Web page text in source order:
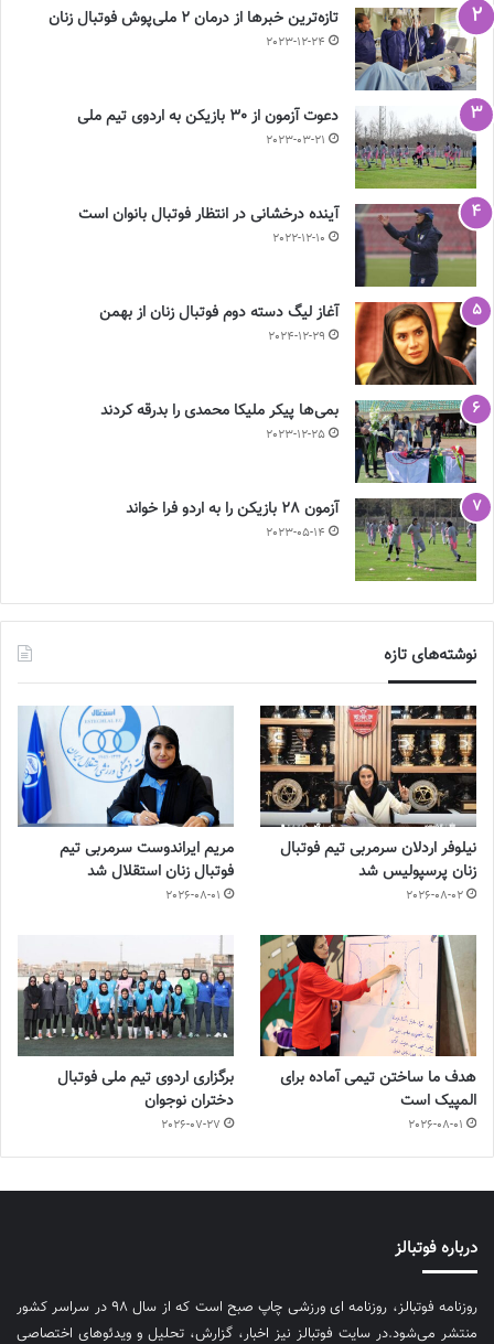
تازه‌ترین خبرها از درمان ۲ ملی‌پوش فوتبال زنان
2023-12-24
دعوت آزمون از 30 بازیکن به اردوی تیم ملی
2023-03-21
آینده درخشانی در انتظار فوتبال بانوان است
2022-12-10
آغاز لیگ دسته دوم فوتبال زنان از بهمن
2024-12-29
بمی‌ها پیکر ملیکا محمدی را بدرقه کردند
2023-12-25
آزمون 28 بازیکن را به اردو فرا خواند
2023-05-14
نوشته‌های تازه
نیلوفر اردلان سرمربی تیم فوتبال
زنان پرسپولیس شد
2026-08-02
مریم ایراندوست سرمربی تیم
فوتبال زنان استقلال شد
2026-08-01
هدف ما ساختن تیمی آماده برای
المپیک است
2026-08-01
برگزاری اردوی تیم ملی فوتبال
دختران نوجوان
2026-07-27
درباره فوتبالز
روزنامه فوتبالز، روزنامه ای ورزشی چاپ صبح است که از سال ۹۸ در سراسر کشور
منتشر می‌شود.در سایت فوتبالز نیز اخبار، گزارش، تحلیل و ویدئوهای اختصاصی